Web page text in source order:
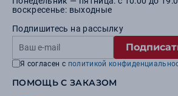
воскресенье: выходные
Подпишитесь на рассылку
Я согласен с политикой
ПОМОЩЬ С ЗАКАЗОМ